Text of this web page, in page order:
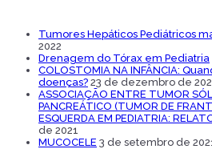
Tumores Hepáticos Pediátricos
2022
Drenagem do Tórax em Pediatria
COLOSTOMIA NA INFÂNCIA:
doenças? 23 de dezembro de
ASSOCIAÇÃO ENTRE TUMOR
PANCREÁTICO (TUMOR DE
ESQUERDA EM PEDIATRIA:
de 2021
MUCOCELE 3 de setembro de